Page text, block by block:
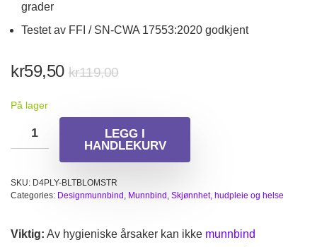
grader
Testet av FFI / SN-CWA 17553:2020 godkjent
kr119,00Opprinnelig
kr119,00.
kr59,50
Nåværende
kr59,50.
På lager
LEGG I
HANDLEKURV
SKU: D4PLY-BLTBLOMSTR
Categories: Designmunnbind , Munnbind , Skjønnhet, hudpleie og helse
Viktig: Av hygieniske årsaker kan ikke munnbind